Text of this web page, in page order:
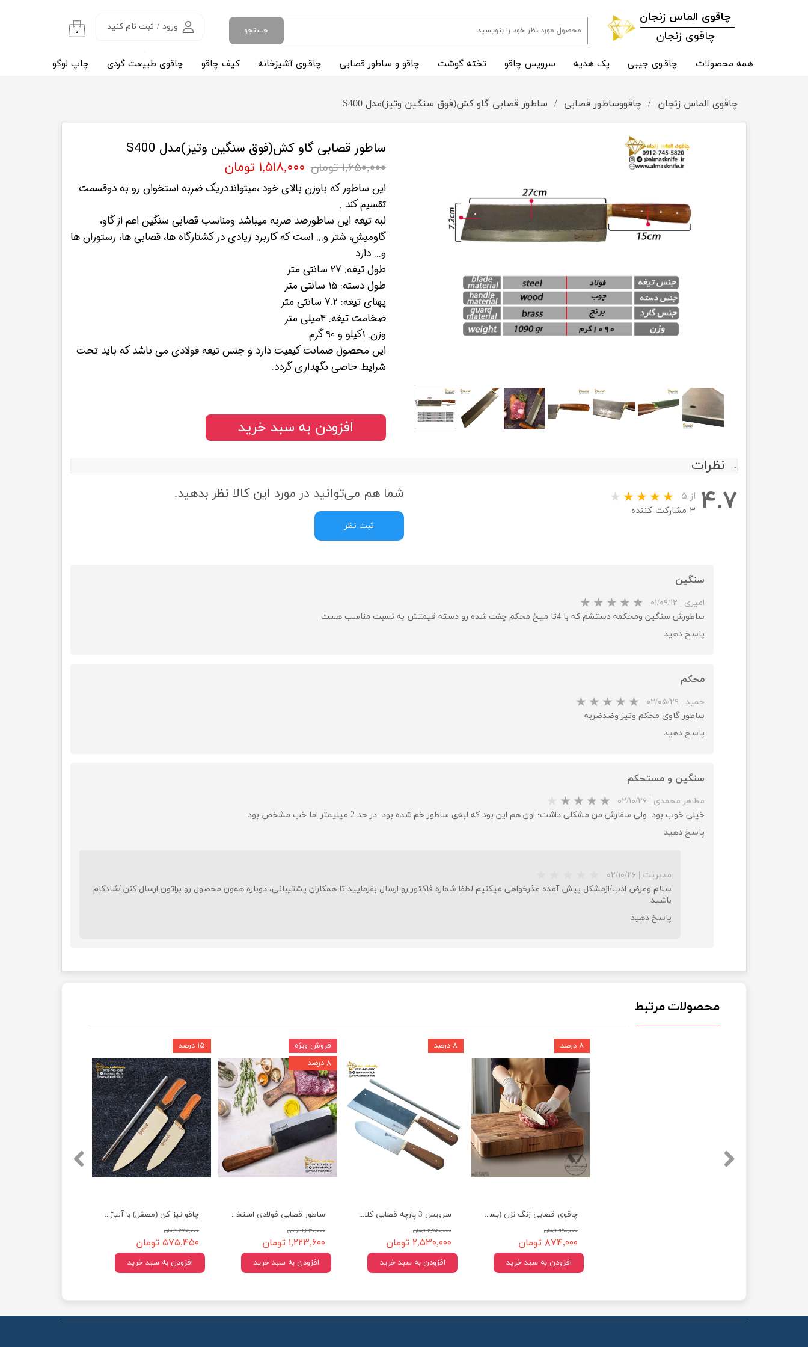
​چاقوی الماس زنجان
چاقوی زنجان
ورود / ثبت نام کنید
تغییر گذر واژه
۰
همه محصولات چاقـوی جیبی پک هدیه سرویس چاقو تخته گوشت چاقو و ساطور قصابی چاقـوی آشپزخانه کیف چاقو چاقوی طبیعت گردی چاپ لوگو
جستجو
چاقوی الماس زنجان چاقووساطور قصابی ساطور قصابی گاو کش(فوق سنگین وتیز)مدل S400
ساطور قصابی گاو کش(فوق سنگین وتیز)مدل S400
۱,۶۵۰,۰۰۰ تومان ۱,۵۱۸,۰۰۰ تومان
این ساطور که باوزن بالای خود ،میتوانددریک ضربه استخوان رو به دوقسمت
تقسیم کند .
لبه تیغه این ساطورضد ضربه میباشد ومناسب قصابی سنگین اعم از گاو،
گاومیش، شتر و... است که کاربرد زیادی در کشتارگاه ها، قصابی ها، رستوران ها
و... دارد
طول تیغه: 27 سانتی متر
طول دسته: 15 سانتی متر
پهنای تیغه: 7.2 سانتی متر
ضخامت تیغه: 4میلی متر
وزن: 1کیلو و 90 گرم
این محصول ضمانت کیفیت دارد و جنس تیغه فولادی می باشد که باید تحت
شرایط خاصی نگهداری گردد.
افزودن به سبد خرید
نظرات
۴.۷ از ۵
۳ مشارکت کننده
شما هم می‌توانید در مورد این کالا نظر بدهید.
ثبت نظر
سنگین
امیری | ۰۱/۰۹/۱۲
ساطورش سنگین ومحکمه دستشم که با 4تا میخ محکم چفت شده رو دسته قیمتش به نسبت مناسب هست
پاسخ دهید
محکم
حمید | ۰۲/۰۵/۲۹
ساطور گاوی محکم وتیز وضدضربه
پاسخ دهید
سنگین و مستحکم
مظاهر محمدی | ۰۲/۱۰/۲۶
خیلی خوب بود. ولی سفارش من مشکلی داشت؛ اون هم این بود که لبه‌ی ساطور خم شده بود. در حد 2 میلیمتر اما خب مشخص بود.
پاسخ دهید
مدیریت | ۰۲/۱۰/۲۶
سلام وعرض ادب/ازمشکل پیش آمده عذرخواهی میکنیم لطفا شماره فاکتور رو ارسال بفرمایید تا همکاران پشتیبانی، دوباره همون محصول رو براتون ارسال کنن./شادکام
باشید
پاسخ دهید
محصولات مرتبط
چاقو تیز کن (مصقل) با آلیاژ بالا
۶۷۷,۰۰۰ تومان
۵۷۵,۴۵۰ تومان
افزودن به سبد خرید
۱۵ درصد
ساطور قصابی فولادی استخوان شکن
۱,۳۳۰,۰۰۰ تومان
۱,۲۲۳,۶۰۰ تومان
افزودن به سبد خرید
فروش ویژه
۸ درصد
سرویس 3 پارچه قصابی کلاسیک (فولادی و با کیفیت)
۲,۷۵۰,۰۰۰ تومان
۲,۵۳۰,۰۰۰ تومان
افزودن به سبد خرید
۸ درصد
چاقوی قصابی زنگ نزن (بسیار تیزو حرفه ای)مدل 9919
۹۵۰,۰۰۰ تومان
۸۷۴,۰۰۰ تومان
افزودن به سبد خرید
۸ درصد